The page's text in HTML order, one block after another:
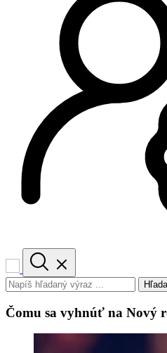
Čomu sa vyhnúť na Nový